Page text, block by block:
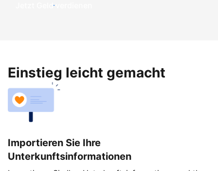
Jetzt Geld verdienen
Einstieg leicht gemacht
Importieren Sie Ihre
Unterkunftsinformationen